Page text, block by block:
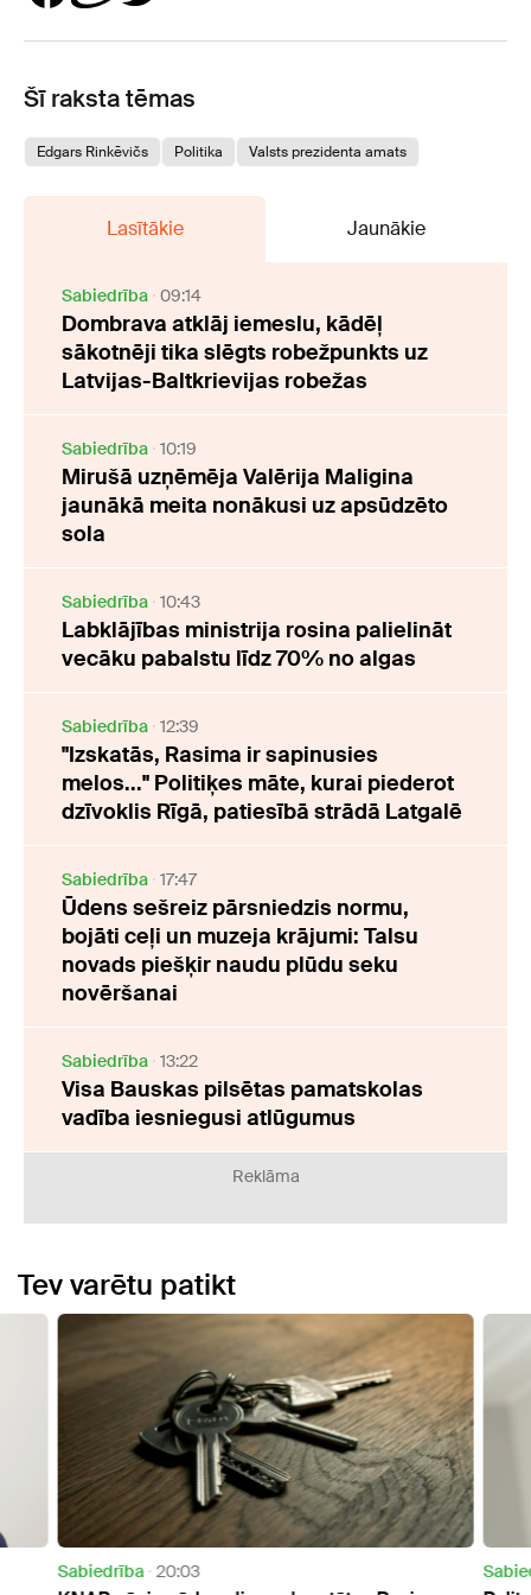
Šī raksta tēmas
Edgars Rinkēvičs Politika Valsts prezidenta amats
Lasītākie Jaunākie
Sabiedrība 09:14
Dombrava atklāj iemeslu, kādēļ
sākotnēji tika slēgts robežpunkts uz
Latvijas-Baltkrievijas robežas
Sabiedrība 10:19
Mirušā uzņēmēja Valērija Maligina
jaunākā meita nonākusi uz apsūdzēto
sola
Sabiedrība 10:43
Labklājības ministrija rosina palielināt
vecāku pabalstu līdz 70% no algas
Sabiedrība 12:39
"Izskatās, Rasima ir sapinusies
melos..." Politiķes māte, kurai piederot
dzīvoklis Rīgā, patiesībā strādā Latgalē
Sabiedrība 17:47
Ūdens sešreiz pārsniedzis normu,
bojāti ceļi un muzeja krājumi: Talsu
novads piešķir naudu plūdu seku
novēršanai
Sabiedrība 13:22
Visa Bauskas pilsētas pamatskolas
vadība iesniegusi atlūgumus
Reklāma
Tev varētu patikt
Sabiedrība 21:15